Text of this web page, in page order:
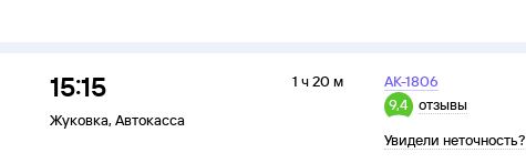
15:15
Жуковка, Автокасса
1 ч 20 м
АК-1806
9,4
отзывы
Увидели неточность?